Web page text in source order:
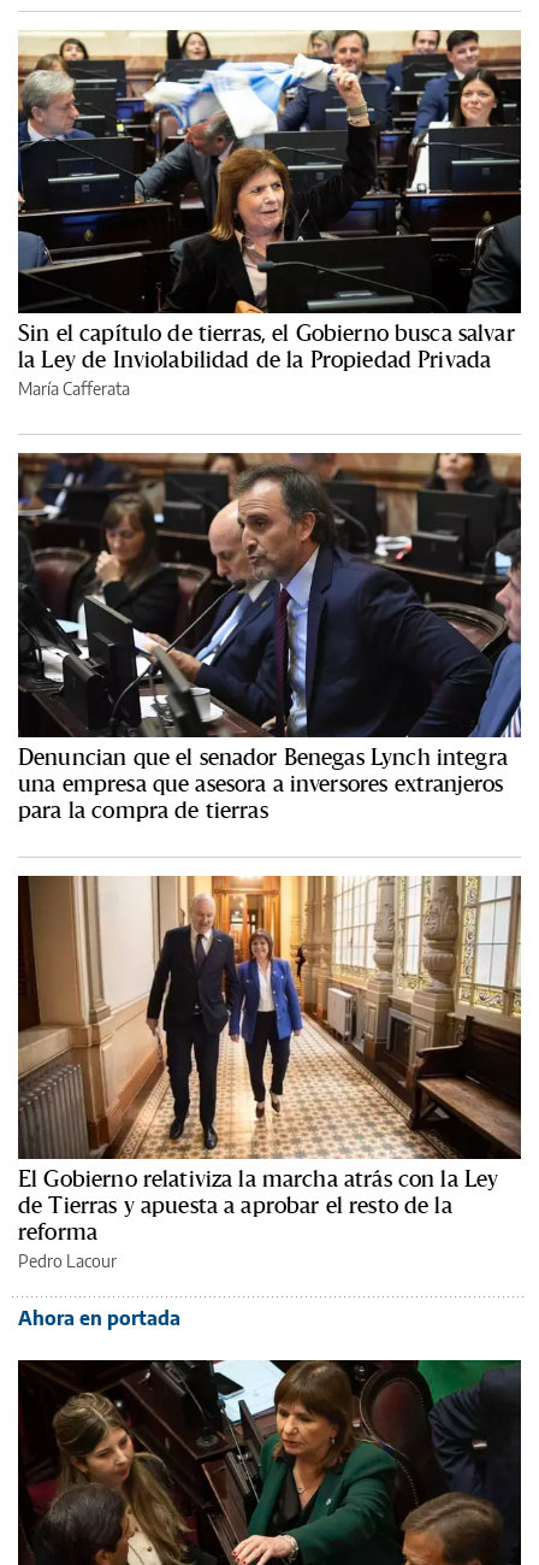
Sin el capítulo de tierras, el Gobierno busca salvar
la Ley de Inviolabilidad de la Propiedad Privada
María Cafferata
Denuncian que el senador Benegas Lynch integra
una empresa que asesora a inversores extranjeros
para la compra de tierras
El Gobierno relativiza la marcha atrás con la Ley
de Tierras y apuesta a aprobar el resto de la
reforma
Pedro Lacour
Ahora en portada